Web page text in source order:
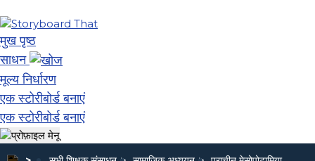
मुख पृष्ठ
साधन
मूल्य निर्धारण
एक स्टोरीबोर्ड बनाएं
एक स्टोरीबोर्ड बनाएं